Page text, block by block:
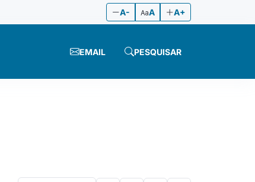
A- A A+
EMAIL PESQUISAR